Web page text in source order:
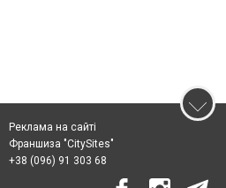
Реклама на сайті
Франшиза "CitySites"
+38 (096) 91 303 68